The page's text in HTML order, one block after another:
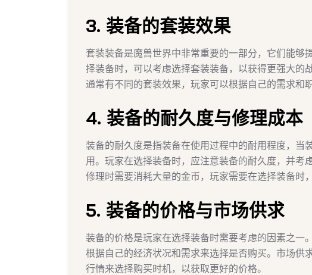
3. 装备的套装效果
套装装备是魔兽世界中非常重要的一部分，它们能够
择装备时，可以考虑选择套装装备，以获得更强大的
通常有不同的套装效果，玩家可以根据自己的需求和
4. 装备的耐久度与修理成本
装备的耐久度是指装备在使用过程中的耐用程度，当
用。玩家在选择装备时，应注意装备的耐久度，并考
修理时需要消耗大量的金币，玩家需要在选择装备时
5. 装备的价格与市场供求
装备的价格是玩家在选择装备时需要考虑的因素之一
根据自己的经济状况和需求来选择是否购买。市场供
行情来选择购买时机，以获取更好的价格。